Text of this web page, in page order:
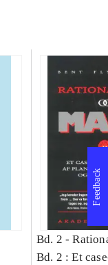
Bd. 2 -
Bd. 2 : Et
Feedback